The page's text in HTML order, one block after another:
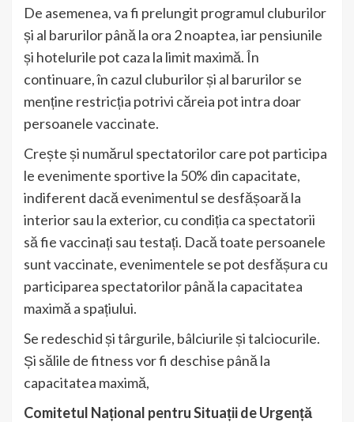
De asemenea, va fi prelungit programul cluburilor
și al barurilor până la ora 2 noaptea, iar pensiunile
și hotelurile pot caza la limit maximă. În
continuare, în cazul cluburilor și al barurilor se
menține restricția potrivi căreia pot intra doar
persoanele vaccinate.
Crește și numărul spectatorilor care pot participa
le evenimente sportive la 50% din capacitate,
indiferent dacă evenimentul se desfășoară la
interior sau la exterior, cu condiția ca spectatorii
să fie vaccinați sau testați. Dacă toate persoanele
sunt vaccinate, evenimentele se pot desfășura cu
participarea spectatorilor până la capacitatea
maximă a spațiului.
Se redeschid și târgurile, bâlciurile și talciocurile.
Și sălile de fitness vor fi deschise până la
capacitatea maximă,
Comitetul Național pentru Situații de Urgență